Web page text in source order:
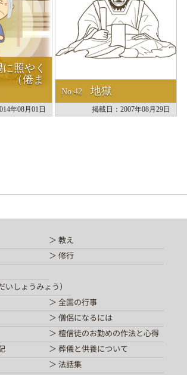
に照やく
（倦ま
年08月01日
No.42 地獄
掲載日：2007年08月29日
教え
修行
しょうみょう）
全国の行事
僧侶になるには
檀信徒のお勤めの作法と心得
葬儀と供養について
法話集